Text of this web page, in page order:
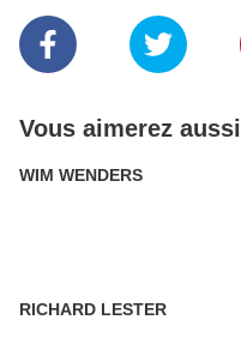
Vous aimerez aussi
WIM WENDERS
RICHARD LESTER